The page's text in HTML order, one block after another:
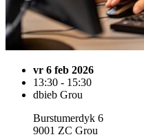
vr 6 feb 2026
13:30 - 15:30
dbieb Grou
Burstumerdyk 6
9001 ZC Grou